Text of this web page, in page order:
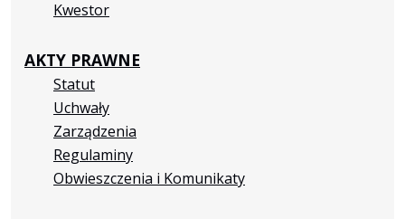
Kwestor
AKTY PRAWNE
Statut
Uchwały
Zarządzenia
Regulaminy
Obwieszczenia i Komunikaty